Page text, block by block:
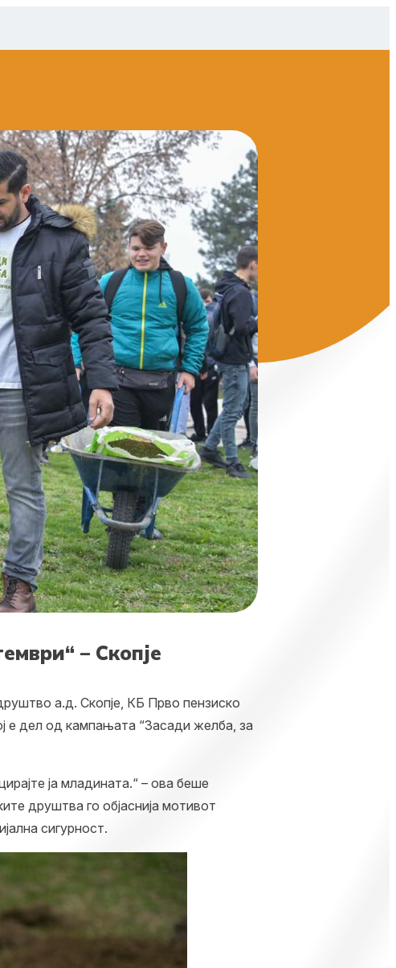
– Скопје
а.д. Скопје, КБ Прво пензиско
е дел од кампањата “Засади желба, за
ја младината.“ – ова беше
друштва го објаснија мотивот
сигурност.